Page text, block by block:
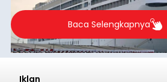
Baca Selengkapnya
Iklan